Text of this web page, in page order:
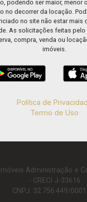
podendo ser maior, menor
no decorrer da locação.
no site não estar mais
As solicitações feitas pelo
compra, venda ou
imóveis.
Política de
Termo de Uso
Administração e
- CRECI J-33616
CNPJ: 32.756.449/